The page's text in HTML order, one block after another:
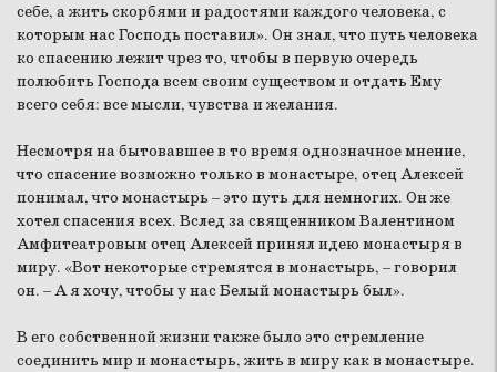
себе, а жить скорбями и радостями каждого человека, с
которым нас Господь поставил». Он знал, что путь человека
ко спасению лежит чрез то, чтобы в первую очередь
полюбить Господа всем своим существом и отдать Ему
всего себя: все мысли, чувства и желания.
Несмотря на бытовавшее в то время однозначное мнение,
что спасение возможно только в монастыре, отец Алексей
понимал, что монастырь – это путь для немногих. Он же
хотел спасения всех. Вслед за священником Валентином
Амфитеатровым отец Алексей принял идею монастыря в
миру. «Вот некоторые стремятся в монастырь, – говорил
он. – А я хочу, чтобы у нас Белый монастырь был».
В его собственной жизни также было это стремление
соединить мир и монастырь, жить в миру как в монастыре.